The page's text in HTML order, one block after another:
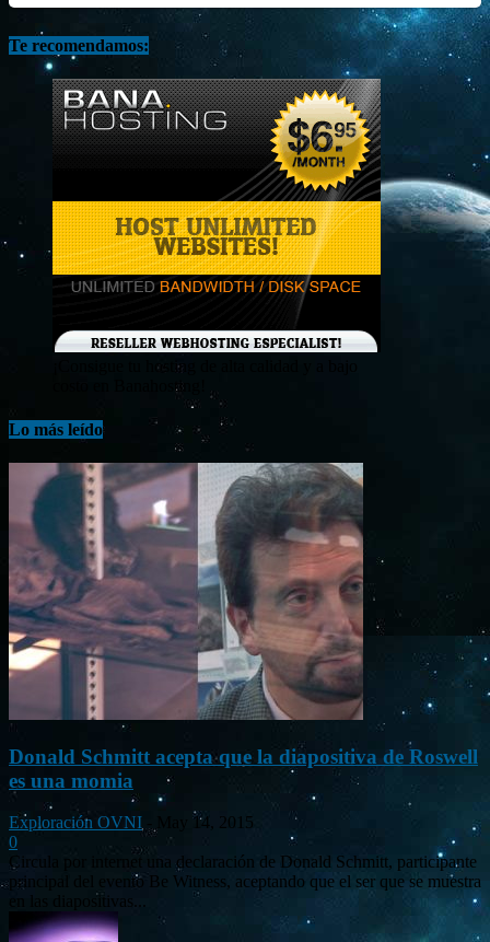
Te recomendamos:
¡Consigue tu hosting de alta calidad y a bajo
costo en Banahosting!
Lo más leído
Donald Schmitt acepta que la diapositiva de Roswell
es una momia
Exploración OVNI
May 14, 2015
0
Circula por internet una declaración de Donald Schmitt, participante
principal del evento Be Witness, aceptando que el ser que se muestra
en las diapositivas...